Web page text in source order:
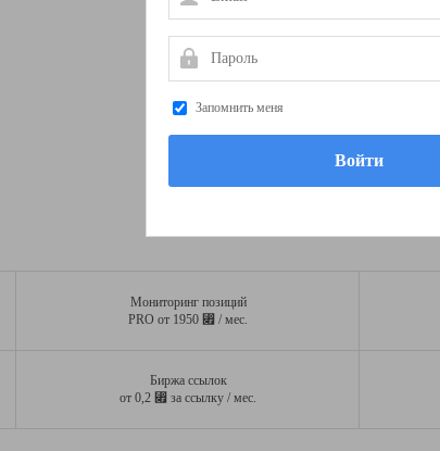
Мониторинг позиций
PRO от 1950 ⃏ / мес.
Биржа ссылок
от 0,2 ⃏ за ссылку / мес.
Пароль
Запомнить меня